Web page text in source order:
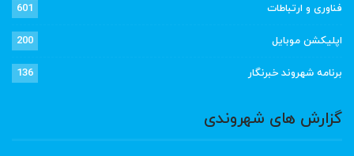
فناوری و ارتباطات 601
اپلیکشن موبایل 200
برنامه شهروند خبرنگار 136
گزارش های شهروندی